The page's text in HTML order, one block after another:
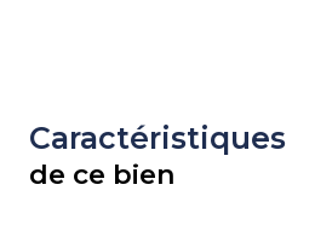
Caractéristiques
de ce bien